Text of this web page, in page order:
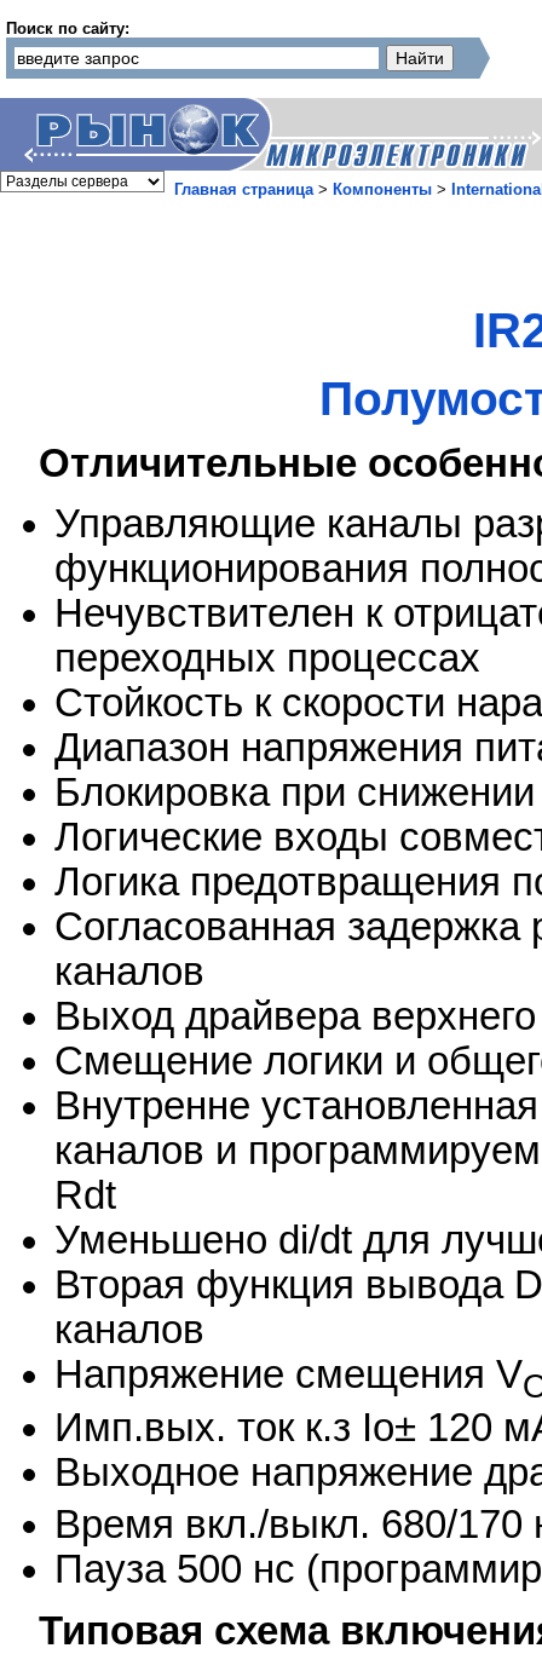
Поиск по сайту:
Главная страница> Компоненты >
Отличительные
Управляющие каналы
функционирования
Нечувствителен к
переходных процессах
Стойкость к скорости
Диапазон напряжения
Блокировка при
Логические входы
Логика предотвращения
Согласованная задержка
каналов
Выход драйвера
Смещение логики и
Внутренне
каналов и
Rdt
Уменьшено di/dt для
Вторая функция вывода
каналов
Напряжение смещения V
Имп.вых. ток к.з Iо± 120
Выходное напряжение
Время вкл./выкл. 680/170
Пауза 500 нс
Типовая схема